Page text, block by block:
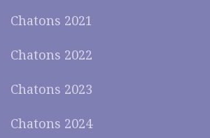
Chatons 2021
Chatons 2022
Chatons 2023
Chatons 2024